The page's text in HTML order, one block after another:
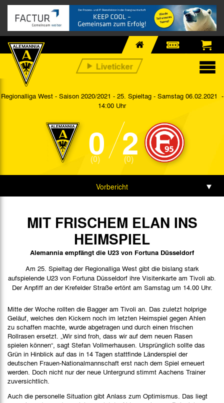
Regionalliga West - Saison 2020/2021 - 25. Spieltag - Samstag 06.02.2021 -
14:00 Uhr
0
(0) 2
(0)
Vorbericht
Spielbericht
Bilder
MIT FRISCHEM ELAN INS
HEIMSPIEL
Alemannia empfängt die U23 von Fortuna Düsseldorf
Am 25. Spieltag der Regionalliga West gibt die bislang stark
aufspielende U23 von Fortuna Düsseldorf ihre Visitenkarte am Tivoli ab.
Der Anpfiff an der Krefelder Straße ertönt am Samstag um 14.00 Uhr.
Mitte der Woche rollten die Bagger am Tivoli an. Das zuletzt holprige
Geläuf, welches den Kickern noch im letzten Heimspiel gegen Ahlen
zu schaffen machte, wurde abgetragen und durch einen frischen
Rollrasen ersetzt. „Wir sind froh, dass wir auf dem neuen Rasen
spielen können“, sagt Stefan Vollmerhausen. Ursprünglich sollte das
Grün in Hinblick auf das in 14 Tagen stattfinde Länderspiel der
deutschen Frauen-Nationalmannschaft erst nach dem Spiel erneuert
werden. Doch nicht nur der neue Untergrund stimmt Aachens Trainer
zuversichtlich.
Auch die personelle Situation gibt Anlass zum Optimismus. Das liegt